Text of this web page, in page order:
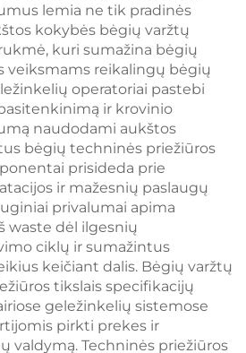
lemia ne tik pradinės
kokybės bėgių varžtų
kuri sumažina bėgių
veiksmams reikalingų bėgių
operatoriai pastebi
ir krovinio
naudodami aukštos
bėgių techninės priežiūros
prisideda prie
ir mažesnių paslaugų
privalumai apima
waste dėl ilgesnių
ciklų ir sumažintus
keičiant dalis. Bėgių varžtų
tikslais specifikacijų
geležinkelių sistemose
pirkti prekes ir
valdymą. Techninės priežiūros